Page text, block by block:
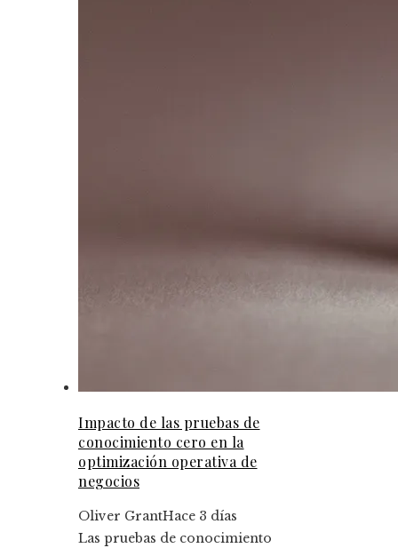
Impacto de las pruebas de
conocimiento cero en la
optimización operativa de
negocios
Oliver GrantHace 3 días
Las pruebas de conocimiento